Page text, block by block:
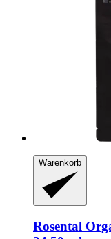
Warenkorb
Rosental